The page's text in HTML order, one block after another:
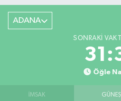
ADANA
SONRAKI
Öğle
İMSAK GÜNEŞ